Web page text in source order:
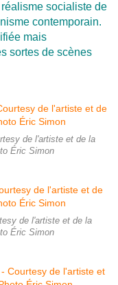
réalisme socialiste de
contemporain.
mais
sortes de scènes
de l'artiste et de la
Éric Simon
de l'artiste et de la
Éric Simon